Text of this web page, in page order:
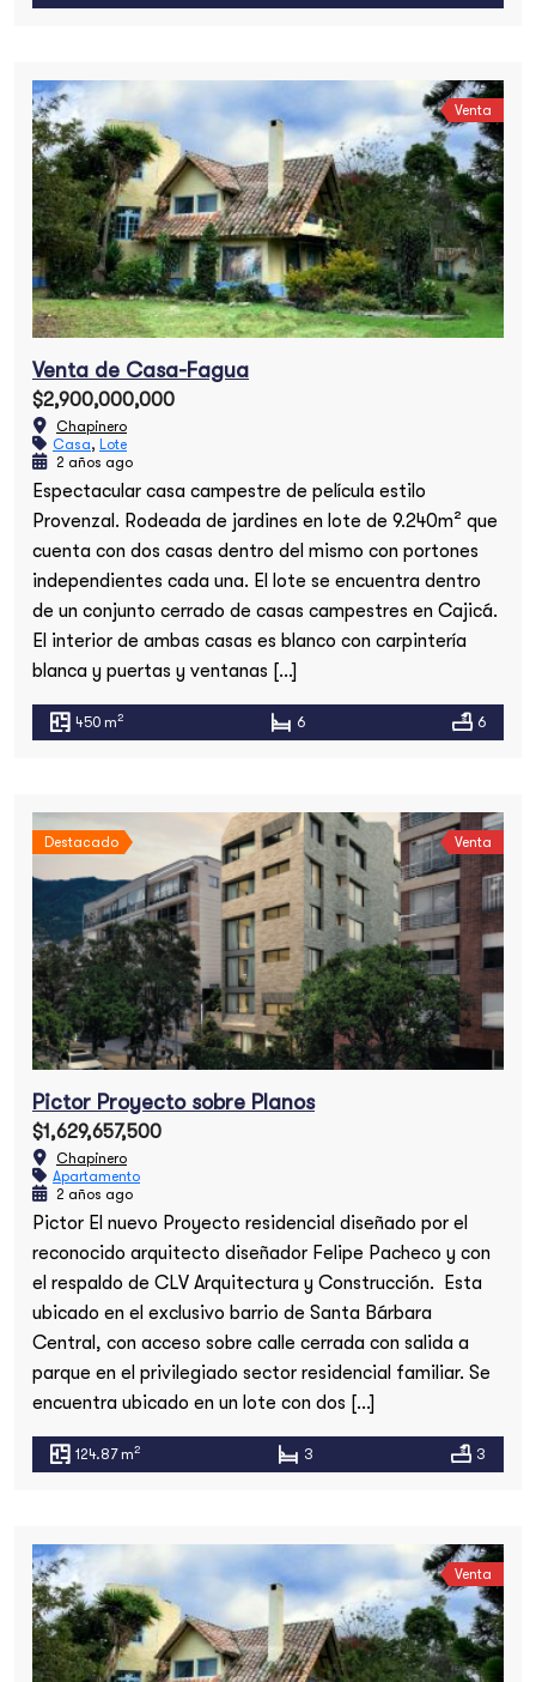
Venta
Venta de Casa-Fagua
$2,900,000,000
Chapinero
Casa, Lote
2 años ago
Espectacular casa campestre de película estilo
Provenzal. Rodeada de jardines en lote de 9.240m² que
cuenta con dos casas dentro del mismo con portones
independientes cada una. El lote se encuentra dentro
de un conjunto cerrado de casas campestres en Cajicá.
El interior de ambas casas es blanco con carpintería
blanca y puertas y ventanas […]
450 m2 6 6
Destacado Venta
Pictor Proyecto sobre Planos
$1,629,657,500
Chapinero
Apartamento
2 años ago
Pictor El nuevo Proyecto residencial diseñado por el
reconocido arquitecto diseñador Felipe Pacheco y con
el respaldo de CLV Arquitectura y Construcción. Esta
ubicado en el exclusivo barrio de Santa Bárbara
Central, con acceso sobre calle cerrada con salida a
parque en el privilegiado sector residencial familiar. Se
encuentra ubicado en un lote con dos […]
124.87 m2 3 3
Venta
Apartamento en el Nogal
$3,000,000,000
Chapinero